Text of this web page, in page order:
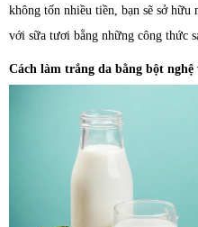
không tốn nhiều tiền, bạn sẽ sở
với sữa tươi bằng những công thức
Cách làm trắng da bằng bột nghệ